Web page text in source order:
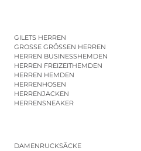
GILETS HERREN
GROSSE GRÖSSEN HERREN
HERREN BUSINESSHEMDEN
HERREN FREIZEITHEMDEN
HERREN HEMDEN
HERRENHOSEN
HERRENJACKEN
HERRENSNEAKER
DAMENRUCKSÄCKE